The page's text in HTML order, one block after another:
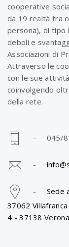
cooperative
da 19 realtà tra
persona), di tipo
deboli e
Associazioni di
Attraverso le
con le sue
coinvolgendo
della rete.
- 045/
-
- Sede
37062
4 - 37138 Verona